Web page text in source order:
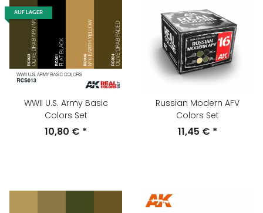
AUF LAGER
WWII U.S. Army Basic
Colors Set
10,80 € *
Russian Modern AFV
Colors Set
11,45 € *